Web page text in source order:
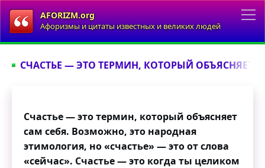
AFORIZM.org
Афоризмы и цитаты известных и великих людей
СЧАСТЬЕ — ЭТО ТЕРМИН, КОТОРЫЙ ОБЪЯСНЯЕТ
Счастье — это термин, который объясняет
сам себя. Возможно, это народная
этимология, но «счастье» — это от слова
«сейчас». Счастье — это когда ты целиком